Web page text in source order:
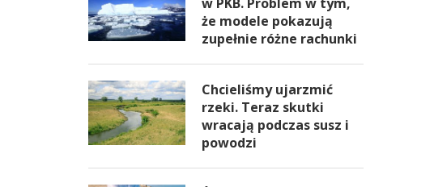
że modele pokazują
zupełnie różne rachunki
Chcieliśmy ujarzmić
rzeki. Teraz skutki
wracają podczas susz i
powodzi